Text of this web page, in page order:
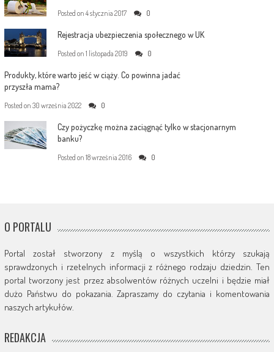
Posted on 4 stycznia 2017 0
Rejestracja ubezpieczenia społecznego w UK
Posted on 1 listopada 2019 0
Produkty, które warto jeść w ciąży. Co powinna jadać
przyszła mama?
Posted on 30 września 2022 0
Czy pożyczkę można zaciągnąć tylko w stacjonarnym
banku?
Posted on 18 września 2016 0
O PORTALU
Portal został stworzony z myślą o wszystkich którzy szukają
sprawdzonych i rzetelnych informacji z różnego rodzaju dziedzin. Ten
portal tworzony jest przez absolwentów różnych uczelni i będzie miał
dużo Państwu do pokazania. Zapraszamy do czytania i komentowania
naszych artykułów.
REDAKCJA